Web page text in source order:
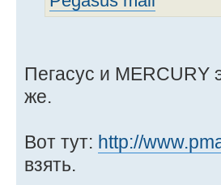
Пегасус и MERCURY
же.
Вот тут: http://
взять.